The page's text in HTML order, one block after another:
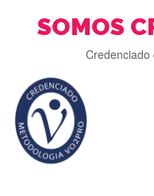
SOMOS
Credenciado